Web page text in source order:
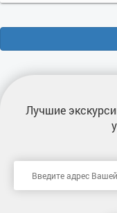
Лучшие